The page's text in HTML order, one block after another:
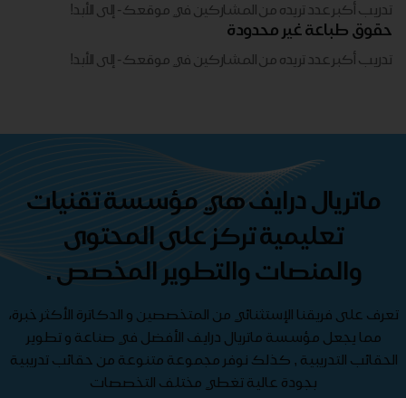
تدريب أكبر عدد تريده من المشاركين في موقعك - ​​إلى الأبد!
حقوق طباعة غير محدودة
تدريب أكبر عدد تريده من المشاركين في موقعك - ​​إلى الأبد!
ماتريال درايف هي مؤسسة تقنيات
تعليمية تركز على المحتوى
والمنصات والتطوير المخصص .
تعرف على فريقنا الإستثنائي من المتخصصين و الدكاترة الأكثر خبرة،
مما يجعل مؤسسة ماتريال درايف الأفضل في صناعة و تطوير
الحقائب التدريبية , كذلك نوفر مجموعة متنوعة من حقائب تدريبية
بجودة عالية تغطي مختلف التخصصات